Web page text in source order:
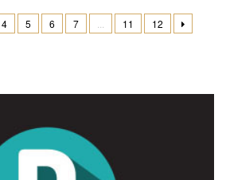
4 5 6 7 11 12